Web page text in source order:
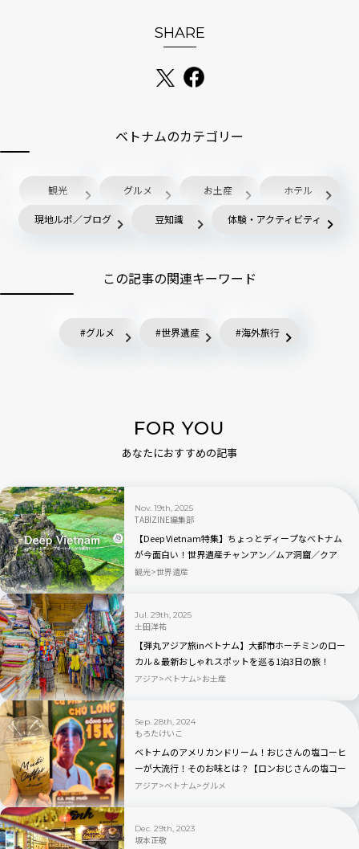
SHARE
ベトナムのカテゴリー
観光 グルメ お土産 ホテル
現地ルポ／ブログ 豆知識 体験・アクティビティ
この記事の関連キーワード
グルメ 世界遺産 海外旅行
FOR YOU
あなたにおすすめの記事
Nov. 19th, 2025
TABIZINE編集部
【Deep Vietnam特集】ちょっとディープなベトナム
が今面白い！世界遺産チャンアン／ムア洞窟／クア
ン・フー・カウ線香村
観光 世界遺産
Jul. 29th, 2025
土田洋祐
【弾丸アジア旅inベトナム】大都市ホーチミンのロー
カル＆最新おしゃれスポットを巡る1泊3日の旅！
アジア ベトナム お土産
Sep. 28th, 2024
もろたけいこ
ベトナムのアメリカンドリーム！おじさんの塩コーヒ
ーが大流行！そのお味とは？【ロンおじさんの塩コー
ヒー】
アジア ベトナム グルメ
Dec. 29th, 2023
坂本正敬